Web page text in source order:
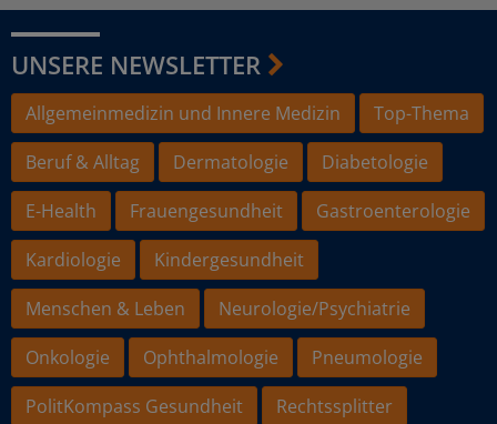
UNSERE NEWSLETTER
Allgemeinmedizin und Innere Medizin
Top-Thema
Beruf & Alltag
Dermatologie
Diabetologie
E-Health
Frauengesundheit
Gastroenterologie
Kardiologie
Kindergesundheit
Menschen & Leben
Neurologie/Psychiatrie
Onkologie
Ophthalmologie
Pneumologie
PolitKompass Gesundheit
Rechtssplitter